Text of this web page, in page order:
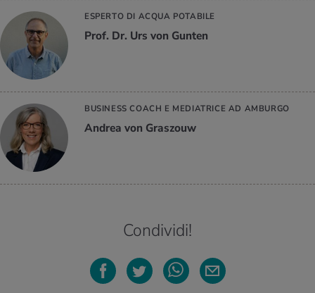
ESPERTO DI ACQUA POTABILE
Prof. Dr. Urs von Gunten
BUSINESS COACH E MEDIATRICE AD AMBURGO
Andrea von Graszouw
Condividi!